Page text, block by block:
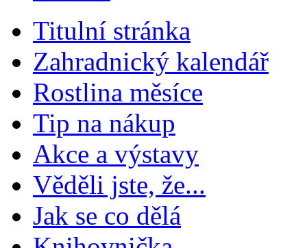
Titulní stránka
Zahradnický kalendář
Rostlina měsíce
Tip na nákup
Akce a výstavy
Věděli jste, že...
Jak se co dělá